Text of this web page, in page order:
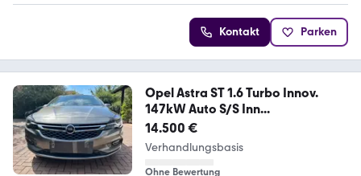
Kontakt Parken
Opel Astra ST 1.6 Turbo Innov.
147kW Auto S/S Inn...
14.500 €
Verhandlungsbasis
Ohne Bewertung